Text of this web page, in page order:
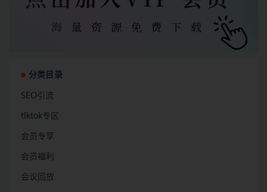
分类目录
SEO引流
tiktok专区
会员专享
会员福利
会议回放